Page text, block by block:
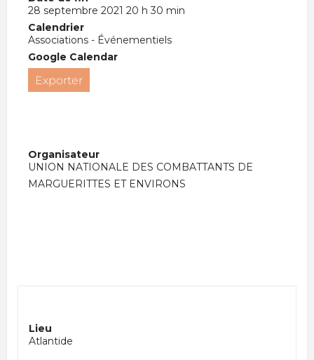
28 septembre 2021 20 h 30 min
Calendrier
Associations - Événementiels
Google Calendar
Exporter
Organisateur
UNION NATIONALE DES COMBATTANTS DE
MARGUERITTES ET ENVIRONS
Lieu
Atlantide